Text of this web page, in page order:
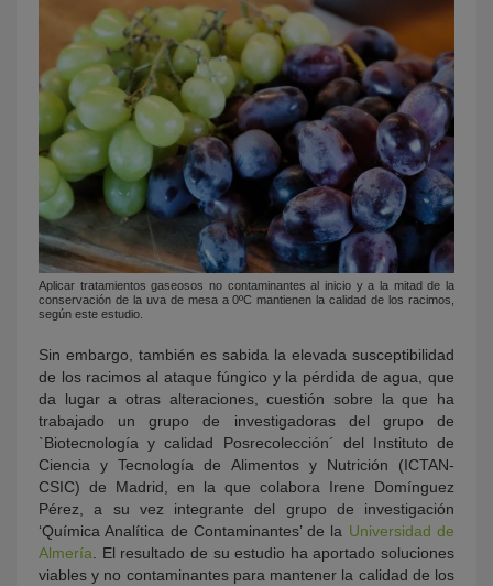
Aplicar tratamientos gaseosos no contaminantes al inicio y a la mitad de la
conservación de la uva de mesa a 0ºC mantienen la calidad de los racimos,
según este estudio.
Sin embargo, también es sabida la elevada susceptibilidad
de los racimos al ataque fúngico y la pérdida de agua, que
da lugar a otras alteraciones, cuestión sobre la que ha
trabajado un grupo de investigadoras del grupo de
`Biotecnología y calidad Posrecolección´ del Instituto de
Ciencia y Tecnología de Alimentos y Nutrición (ICTAN-
CSIC) de Madrid, en la que colabora Irene Domínguez
Pérez, a su vez integrante del grupo de investigación
‘Química Analítica de Contaminantes’ de la Universidad de
Almería. El resultado de su estudio ha aportado soluciones
viables y no contaminantes para mantener la calidad de los